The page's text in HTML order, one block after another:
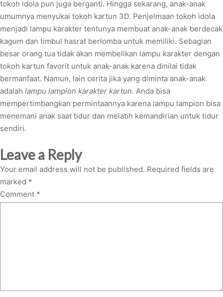
tokoh idola pun juga berganti. Hingga sekarang, anak-anak
umumnya menyukai tokoh kartun 3D. Penjelmaan tokoh idola
menjadi lampu karakter tentunya membuat anak-anak berdecak
kagum dan timbul hasrat berlomba untuk memiliki. Sebagian
besar orang tua tidak akan membelikan lampu karakter dengan
tokoh kartun favorit untuk anak-anak karena dinilai tidak
bermanfaat. Namun, lain cerita jika yang diminta anak-anak
adalah lampu lampion karakter kartun. Anda bisa
mempertimbangkan permintaannya karena lampu lampion bisa
menemani anak saat tidur dan melatih kemandirian untuk tidur
sendiri.
Leave a Reply
Your email address will not be published. Required fields are
marked *
Comment *